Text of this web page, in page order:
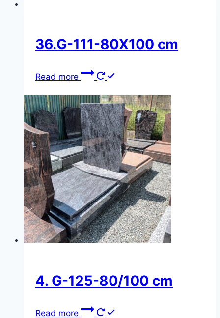
36.G-111-80X100 cm
Read more
4. G-125-80/100 cm
Read more